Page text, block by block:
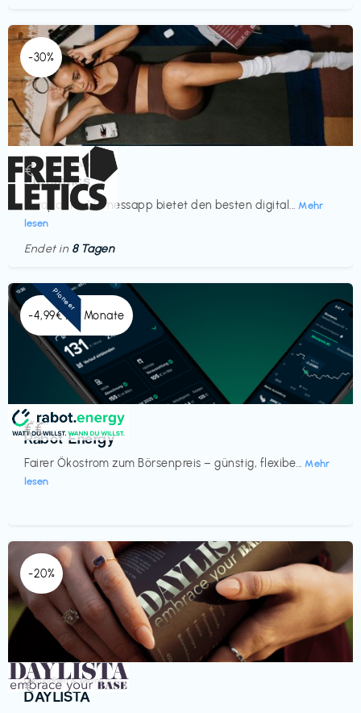
-30%
Gesundheit & Wellness
Freeletics
Europas Nr. 1 Fitnessapp bietet den besten digital... Mehr
lesen
€‎
Endet in 8 Tagen
-4,99€ x 6 Monate
Strom
Rabot Energy
Fairer Ökostrom zum Börsenpreis – günstig, flexibe... Mehr
lesen
€€‎
Pioneer
-20%
Gesundheit & Wellness
DAYLISTA
€‎